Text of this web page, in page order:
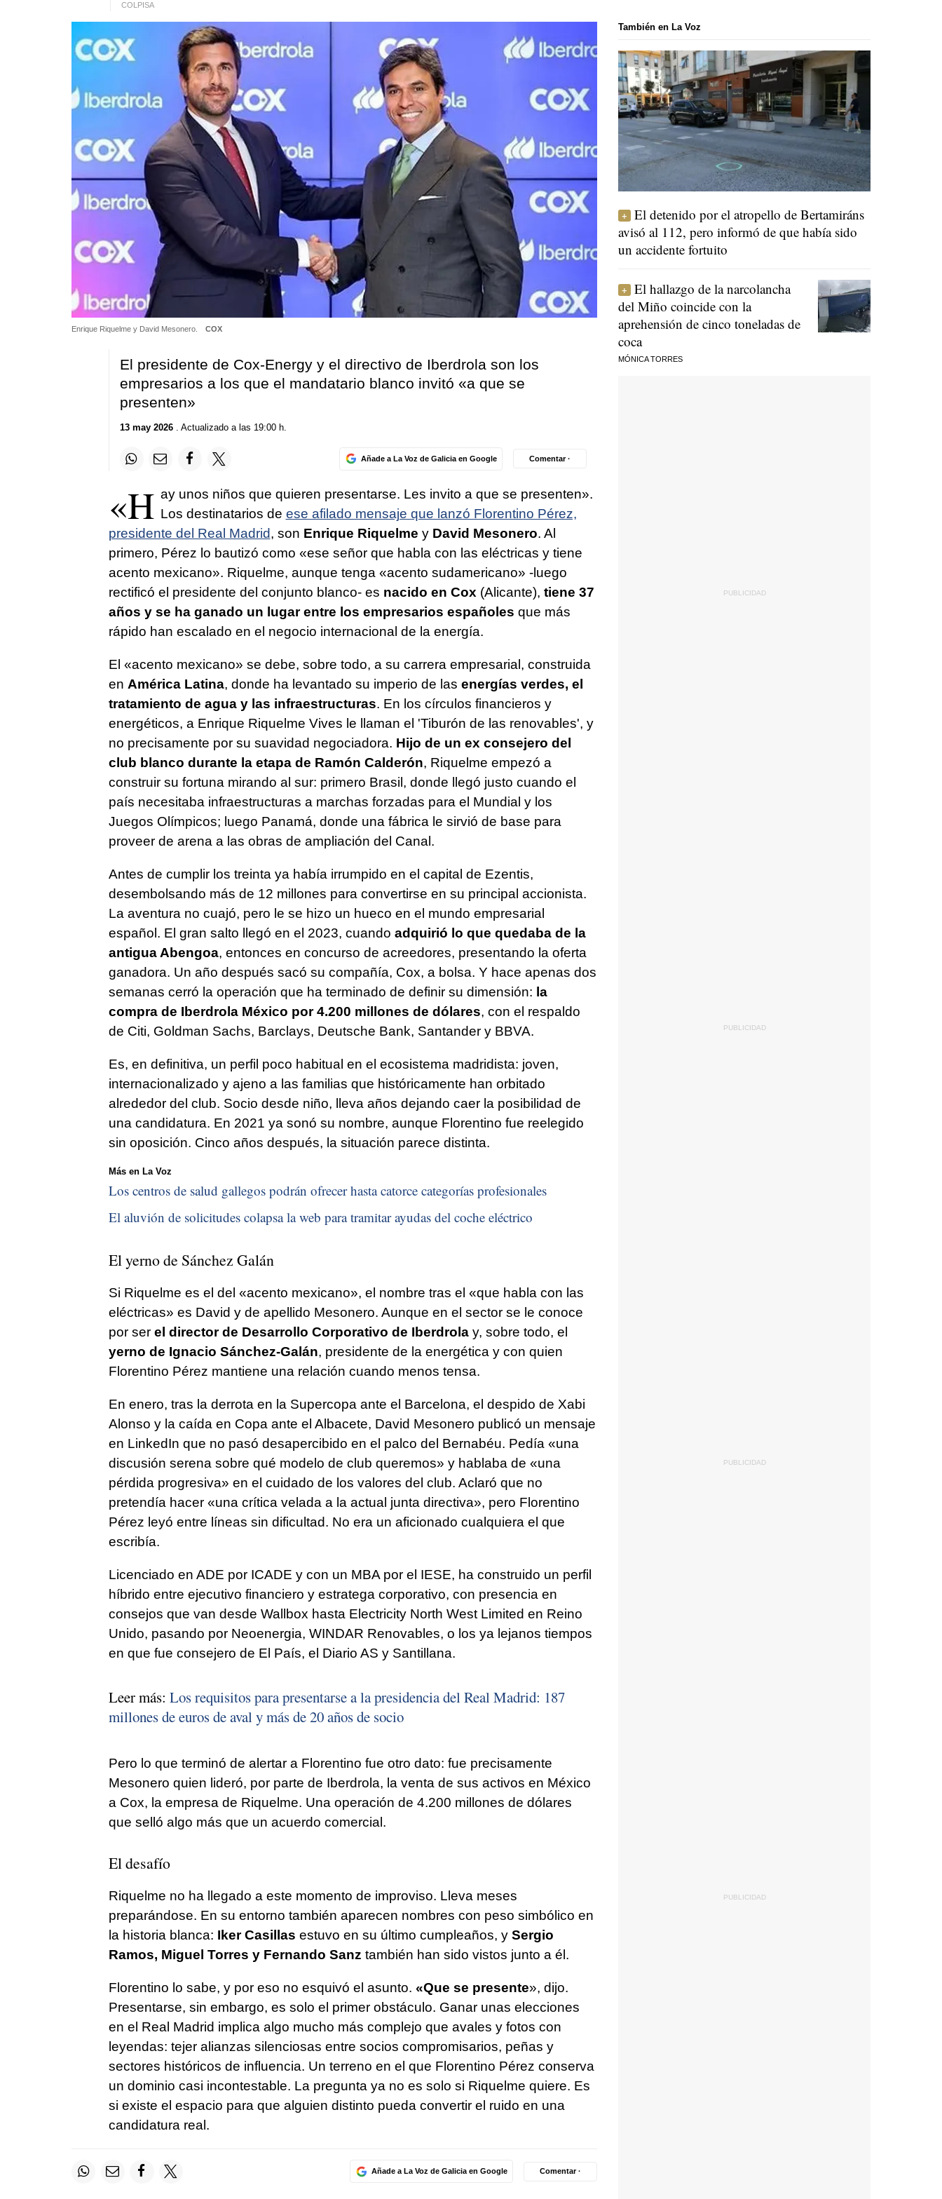
COLPISA
Enrique Riquelme y David Mesonero. COX
El presidente de Cox-Energy y el directivo de Iberdrola son los
empresarios a los que el mandatario blanco invitó «a que se
presenten»
13 may 2026. Actualizado a las 19:00 h.
Añade a La Voz de Galicia en Google Comentar ·
«H ay unos niños que quieren presentarse. Les invito a que se presenten».
Los destinatarios de ese afilado mensaje que lanzó Florentino Pérez,
presidente del Real Madrid, son Enrique Riquelme y David Mesonero. Al
primero, Pérez lo bautizó como «ese señor que habla con las eléctricas y tiene
acento mexicano». Riquelme, aunque tenga «acento sudamericano» -luego
rectificó el presidente del conjunto blanco- es nacido en Cox (Alicante), tiene 37
años y se ha ganado un lugar entre los empresarios españoles que más
rápido han escalado en el negocio internacional de la energía.
El «acento mexicano» se debe, sobre todo, a su carrera empresarial, construida
en América Latina, donde ha levantado su imperio de las energías verdes, el
tratamiento de agua y las infraestructuras. En los círculos financieros y
energéticos, a Enrique Riquelme Vives le llaman el 'Tiburón de las renovables', y
no precisamente por su suavidad negociadora. Hijo de un ex consejero del
club blanco durante la etapa de Ramón Calderón, Riquelme empezó a
construir su fortuna mirando al sur: primero Brasil, donde llegó justo cuando el
país necesitaba infraestructuras a marchas forzadas para el Mundial y los
Juegos Olímpicos; luego Panamá, donde una fábrica le sirvió de base para
proveer de arena a las obras de ampliación del Canal.
Antes de cumplir los treinta ya había irrumpido en el capital de Ezentis,
desembolsando más de 12 millones para convertirse en su principal accionista.
La aventura no cuajó, pero le se hizo un hueco en el mundo empresarial
español. El gran salto llegó en el 2023, cuando adquirió lo que quedaba de la
antigua Abengoa, entonces en concurso de acreedores, presentando la oferta
ganadora. Un año después sacó su compañía, Cox, a bolsa. Y hace apenas dos
semanas cerró la operación que ha terminado de definir su dimensión: la
compra de Iberdrola México por 4.200 millones de dólares, con el respaldo
de Citi, Goldman Sachs, Barclays, Deutsche Bank, Santander y BBVA.
Es, en definitiva, un perfil poco habitual en el ecosistema madridista: joven,
internacionalizado y ajeno a las familias que históricamente han orbitado
alrededor del club. Socio desde niño, lleva años dejando caer la posibilidad de
una candidatura. En 2021 ya sonó su nombre, aunque Florentino fue reelegido
sin oposición. Cinco años después, la situación parece distinta.
Más en La Voz
Los centros de salud gallegos podrán ofrecer hasta catorce categorías profesionales
El aluvión de solicitudes colapsa la web para tramitar ayudas del coche eléctrico
El yerno de Sánchez Galán
Si Riquelme es el del «acento mexicano», el nombre tras el «que habla con las
eléctricas» es David y de apellido Mesonero. Aunque en el sector se le conoce
por serel director de Desarrollo Corporativo de Iberdrolay, sobre todo, el
yerno de Ignacio Sánchez-Galán, presidente de la energética y con quien
Florentino Pérez mantiene una relación cuando menos tensa.
En enero, tras la derrota en la Supercopa ante el Barcelona, el despido de Xabi
Alonso y la caída en Copa ante el Albacete, David Mesonero publicó un mensaje
en LinkedIn que no pasó desapercibido en el palco del Bernabéu. Pedía «una
discusión serena sobre qué modelo de club queremos» y hablaba de «una
pérdida progresiva» en el cuidado de los valores del club. Aclaró que no
pretendía hacer «una crítica velada a la actual junta directiva», pero Florentino
Pérez leyó entre líneas sin dificultad. No era un aficionado cualquiera el que
escribía.
Licenciado en ADE por ICADE y con un MBA por el IESE, ha construido un perfil
híbrido entre ejecutivo financiero y estratega corporativo, con presencia en
consejos que van desde Wallbox hasta Electricity North West Limited en Reino
Unido, pasando por Neoenergia, WINDAR Renovables, o los ya lejanos tiempos
en que fue consejero de El País, el Diario AS y Santillana.
Leer más: Los requisitos para presentarse a la presidencia del Real Madrid: 187
millones de euros de aval y más de 20 años de socio
Pero lo que terminó de alertar a Florentino fue otro dato: fue precisamente
Mesonero quien lideró, por parte de Iberdrola, la venta de sus activos en México
a Cox, la empresa de Riquelme. Una operación de 4.200 millones de dólares
que selló algo más que un acuerdo comercial.
El desafío
Riquelme no ha llegado a este momento de improviso. Lleva meses
preparándose. En su entorno también aparecen nombres con peso simbólico en
la historia blanca: Iker Casillas estuvo en su último cumpleaños, y Sergio
Ramos, Miguel Torres y Fernando Sanz también han sido vistos junto a él.
Florentino lo sabe, y por eso no esquivó el asunto. «Que se presente», dijo.
Presentarse, sin embargo, es solo el primer obstáculo. Ganar unas elecciones
en el Real Madrid implica algo mucho más complejo que avales y fotos con
leyendas: tejer alianzas silenciosas entre socios compromisarios, peñas y
sectores históricos de influencia. Un terreno en el que Florentino Pérez conserva
un dominio casi incontestable. La pregunta ya no es solo si Riquelme quiere. Es
si existe el espacio para que alguien distinto pueda convertir el ruido en una
candidatura real.
Añade a La Voz de Galicia en Google Comentar ·
También en La Voz
El detenido por el atropello de Bertamiráns
avisó al 112, pero informó de que había sido
un accidente fortuito
El hallazgo de la narcolancha
del Miño coincide con la
aprehensión de cinco toneladas de
coca
MÓNICA TORRES